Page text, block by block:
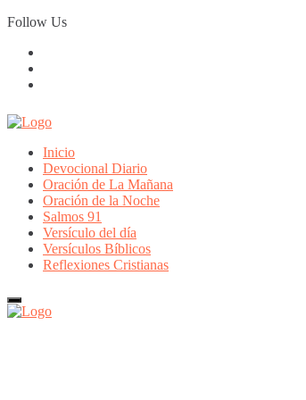
Skip
to
Follow Us
Inicio
Devocional Diario
Oración de La Mañana
Oración de la Noche
Salmos 91
Versículo del día
Versículos Bíblicos
Reflexiones Cristianas